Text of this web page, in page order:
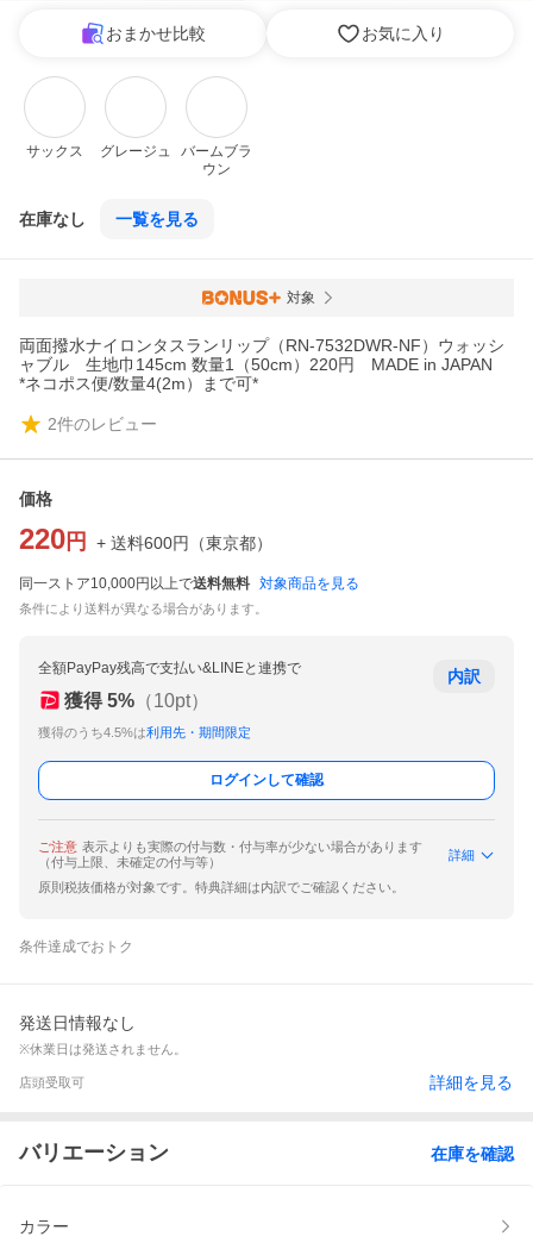
おまかせ比較 お気に入り
サックス グレージュ
バームブラ
ウン
在庫なし 一覧を見る
対象
両面撥水ナイロンタスランリップ（RN-7532DWR-NF）ウォッシ
ャブル 生地巾145cm 数量1（50cm）220円 MADE in JAPAN
*ネコポス便/数量4(2m）まで可*
2件のレビュー
価格
220 円 + 送料600円 （東京都）
同一ストア10,000円以上で送料無料 対象商品を見る
条件により送料が異なる場合があります。
全額PayPay残高で支払い&LINEと連携で
獲得 5% （10pt）
獲得のうち4.5%は利用先・期間限定
内訳
ログインして確認
ご注意 表示よりも実際の付与数・付与率が少ない場合があります
（付与上限、未確定の付与等）
詳細
原則税抜価格が対象です。特典詳細は内訳でご確認ください。
条件達成でおトク
発送日情報なし
※休業日は発送されません。
店頭受取可 詳細を見る
バリエーション 在庫を確認
カラー